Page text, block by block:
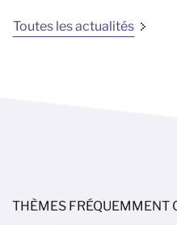
Toutes les actualités
THÈMES FRÉQUEMMENT